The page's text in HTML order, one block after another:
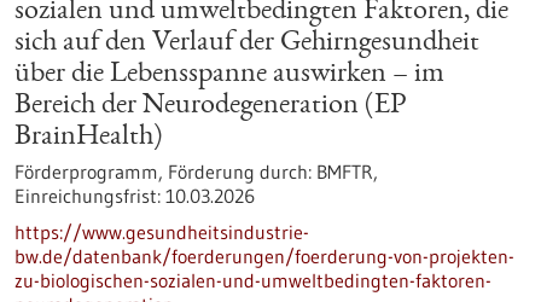
sozialen und umweltbedingten Faktoren, die
sich auf den Verlauf der Gehirngesundheit
über die Lebensspanne auswirken – im
Bereich der Neurodegeneration (EP
BrainHealth)
Förderprogramm, Förderung durch: BMFTR,
Einreichungsfrist: 10.03.2026
https://www.gesundheitsindustrie-
bw.de/datenbank/foerderungen/foerderung-von-projekten-
zu-biologischen-sozialen-und-umweltbedingten-faktoren-